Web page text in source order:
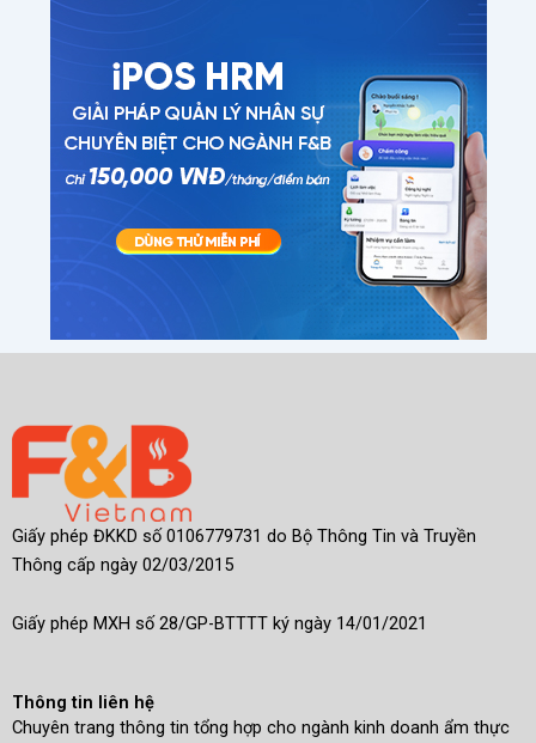
Giấy phép ĐKKD số 0106779731 do Bộ Thông Tin và Truyền
Thông cấp ngày 02/03/2015
Giấy phép MXH số 28/GP-BTTTT ký ngày 14/01/2021
Thông tin liên hệ
Chuyên trang thông tin tổng hợp cho ngành kinh doanh ẩm thực